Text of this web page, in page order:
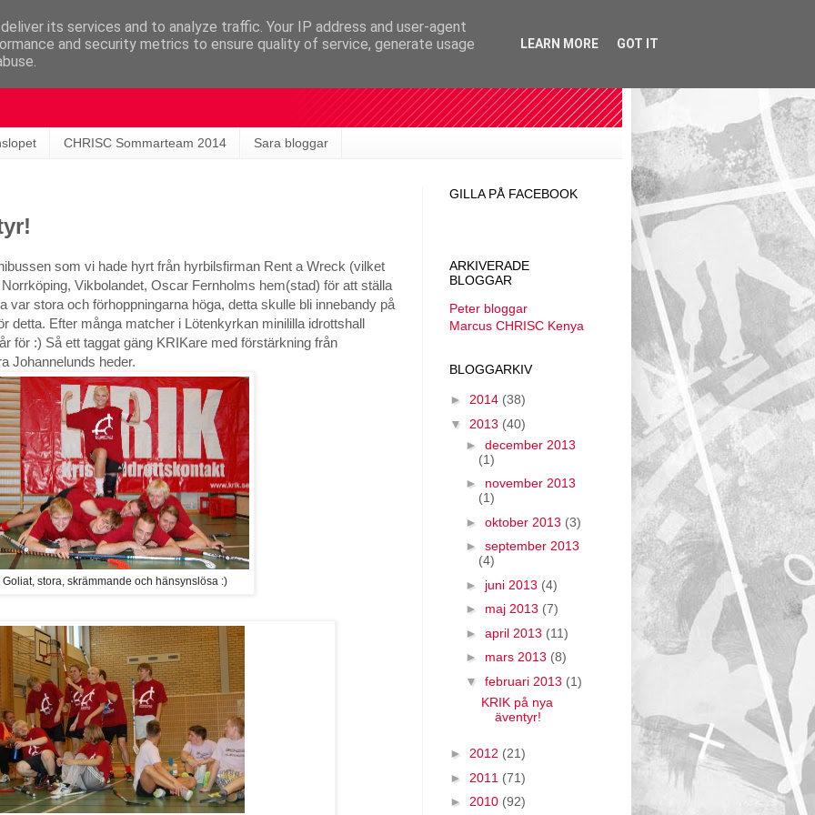
CHRISC Sommarteam 2014 Sara bloggar
som vi hade hyrt från hyrbilsfirman Rent a Wreck (vilket
Vikbolandet, Oscar Fernholms hem(stad) för att ställa
var stora och förhoppningarna höga, detta skulle bli innebandy på
detta. Efter många matcher i Lötenkyrkan minililla idrottshall
för :) Så ett taggat gäng KRIKare med förstärkning från
Johannelunds heder.
stora, skrämmande och hänsynslösa :)
GILLA PÅ FACEBOOK
ARKIVERADE
BLOGGAR
Peter bloggar
Marcus CHRISC Kenya
BLOGGARKIV
► 2014 (38)
▼ 2013 (40)
► december 2013
(1)
► november 2013
(1)
► oktober 2013 (3)
► september 2013
(4)
► juni 2013 (4)
► maj 2013 (7)
► april 2013 (11)
► mars 2013 (8)
▼ februari 2013 (1)
KRIK på nya
äventyr!
► 2012 (21)
► 2011 (71)
► 2010 (92)
its services and to analyze traffic. Your IP address and user-agent
and security metrics to ensure quality of service, generate usage
LEARN MORE GOT IT